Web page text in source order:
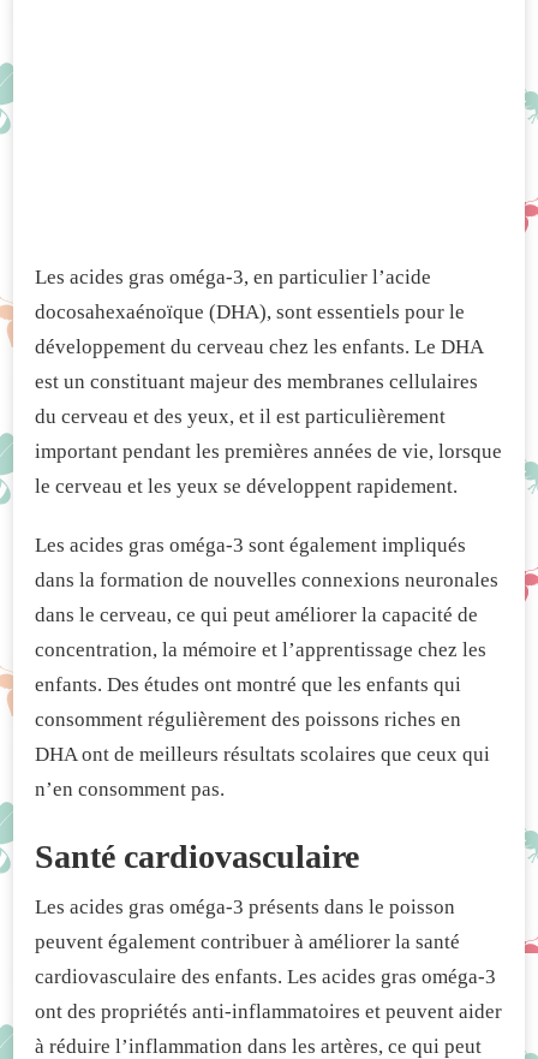
Les acides gras oméga-3, en particulier l’acide
docosahexaénoïque (DHA), sont essentiels pour le
développement du cerveau chez les enfants. Le DHA
est un constituant majeur des membranes cellulaires
du cerveau et des yeux, et il est particulièrement
important pendant les premières années de vie, lorsque
le cerveau et les yeux se développent rapidement.
Les acides gras oméga-3 sont également impliqués
dans la formation de nouvelles connexions neuronales
dans le cerveau, ce qui peut améliorer la capacité de
concentration, la mémoire et l’apprentissage chez les
enfants. Des études ont montré que les enfants qui
consomment régulièrement des poissons riches en
DHA ont de meilleurs résultats scolaires que ceux qui
n’en consomment pas.
Santé cardiovasculaire
Les acides gras oméga-3 présents dans le poisson
peuvent également contribuer à améliorer la santé
cardiovasculaire des enfants. Les acides gras oméga-3
ont des propriétés anti-inflammatoires et peuvent aider
à réduire l’inflammation dans les artères, ce qui peut